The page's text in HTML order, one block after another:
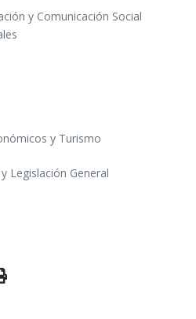
y Comunicación Social
y Turismo
Legislación General